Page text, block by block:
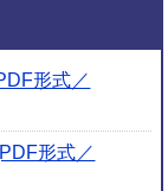
形式／
形式／